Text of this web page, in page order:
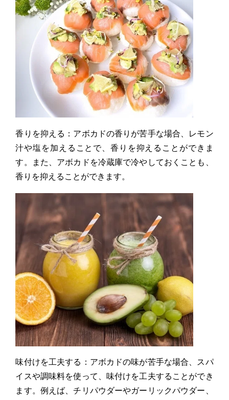
香りを抑える：アボカドの香りが苦手な場合、レモン
汁や塩を加えることで、香りを抑えることができま
す。また、アボカドを冷蔵庫で冷やしておくことも、
香りを抑えることができます。
味付けを工夫する：アボカドの味が苦手な場合、スパ
イスや調味料を使って、味付けを工夫することができ
ます。例えば、チリパウダーやガーリックパウダー、